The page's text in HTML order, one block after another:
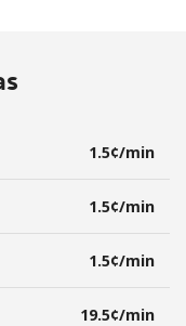
⁦1.5¢⁩/min
⁦1.5¢⁩/min
⁦1.5¢⁩/min
⁦19.5¢⁩/min